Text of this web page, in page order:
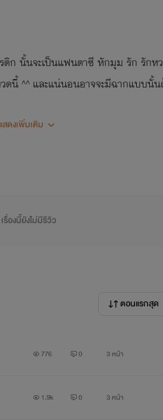
ติก นั้นจะเป็นแฟนตาซี หักมุม รัก รัก
ดนี้ ^^ และแน่นอนอาจจะมีฉากแบบนั้น
แสดงเพิ่มเติม
เรื่องนี้ยังไม่มีรีวิว
ตอนแรกสุด
776 0 3 หน้า
1.9k 0 3 หน้า